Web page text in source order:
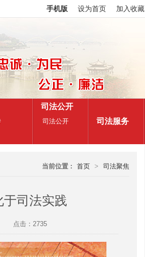
手机版 设为首页 加入收藏
司法公开
司法公开 司法服务
当前位置 : 首页 > 司法聚焦
司法实践
点击：2735